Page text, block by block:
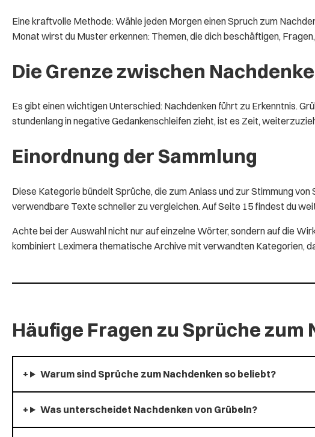
Eine kraftvolle Methode: Wähle jeden Morgen einen Spruch zum
Monat wirst du Muster erkennen: Themen, die dich beschäftigen,
Die Grenze zwischen
Es gibt einen wichtigen Unterschied: Nachdenken führt zu Erkenntnis.
stundenlang in negative Gedankenschleifen zieht, ist es Zeit,
Einordnung der Sammlung
Diese Kategorie bündelt Sprüche, die zum Anlass und zur Stimmung
verwendbare Texte schneller zu vergleichen. Auf Seite 15 findest du
Achte bei der Auswahl nicht nur auf einzelne Wörter, sondern auf die
kombiniert Leximera thematische Archive mit verwandten Kategorien,
Häufige Fragen zu Sprüche zum
Warum sind Sprüche zum Nachdenken so beliebt?
Was unterscheidet Nachdenken von Grübeln?